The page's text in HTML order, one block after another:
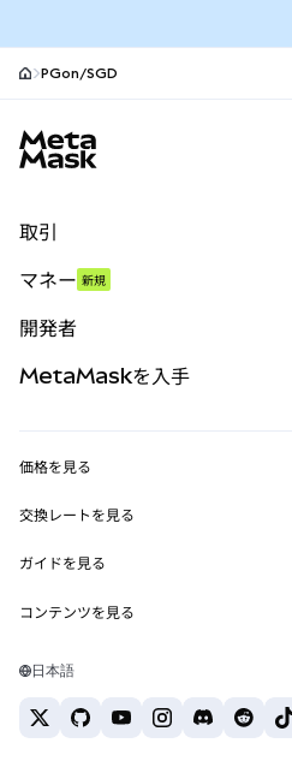
PGon/SGD
取引
パーペチュアル
RWA
マネー 新規
開発者
MetaMask Connect
Snaps
Web3サービス
MetaMaskを入手
セキュリティ
サポート
キャリア
お問い合わせ
価格を見る
イーサリアムの価格
Solanaの価格
Tetherの価格
交換レートを見る
ETH→USD
USDT→INR
BTC→INR
ETH→USDT
ガイドを見る
ETHの購入
USDTの購入
コンテンツを見る
Solanaウォレット
日本語